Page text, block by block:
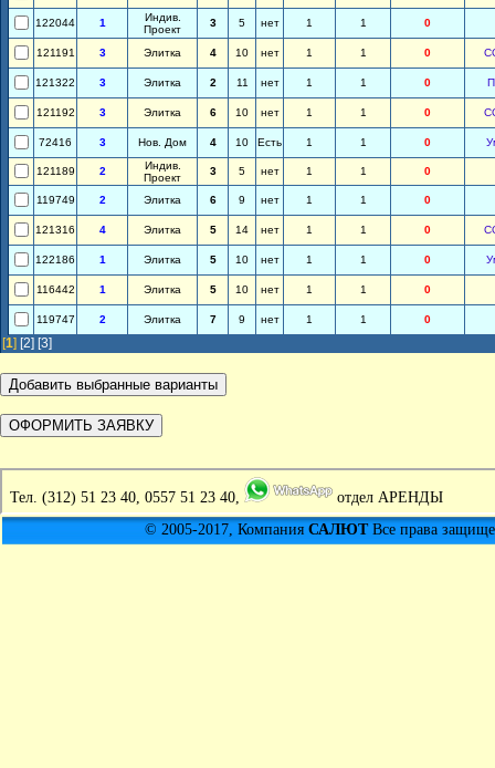
122044 1
Индив.
Проект
3 5 нет 1 1 0
121191 3 Элитка 4 10 нет 1 1 0
121322 3 Элитка 2 11 нет 1 1 0
121192 3 Элитка 6 10 нет 1 1 0
72416 3 Нов. Дом 4 10 Есть 1 1 0
121189 2
Индив.
Проект
3 5 нет 1 1 0
119749 2 Элитка 6 9 нет 1 1 0
121316 4 Элитка 5 14 нет 1 1 0
122186 1 Элитка 5 10 нет 1 1 0
116442 1 Элитка 5 10 нет 1 1 0
119747 2 Элитка 7 9 нет 1 1 0
[1] [2] [3]
Тел. (312) 51 23 40, 0557 51 23 40,
отдел АРЕНДЫ
© 2005-2017, Компания САЛЮТВсе права